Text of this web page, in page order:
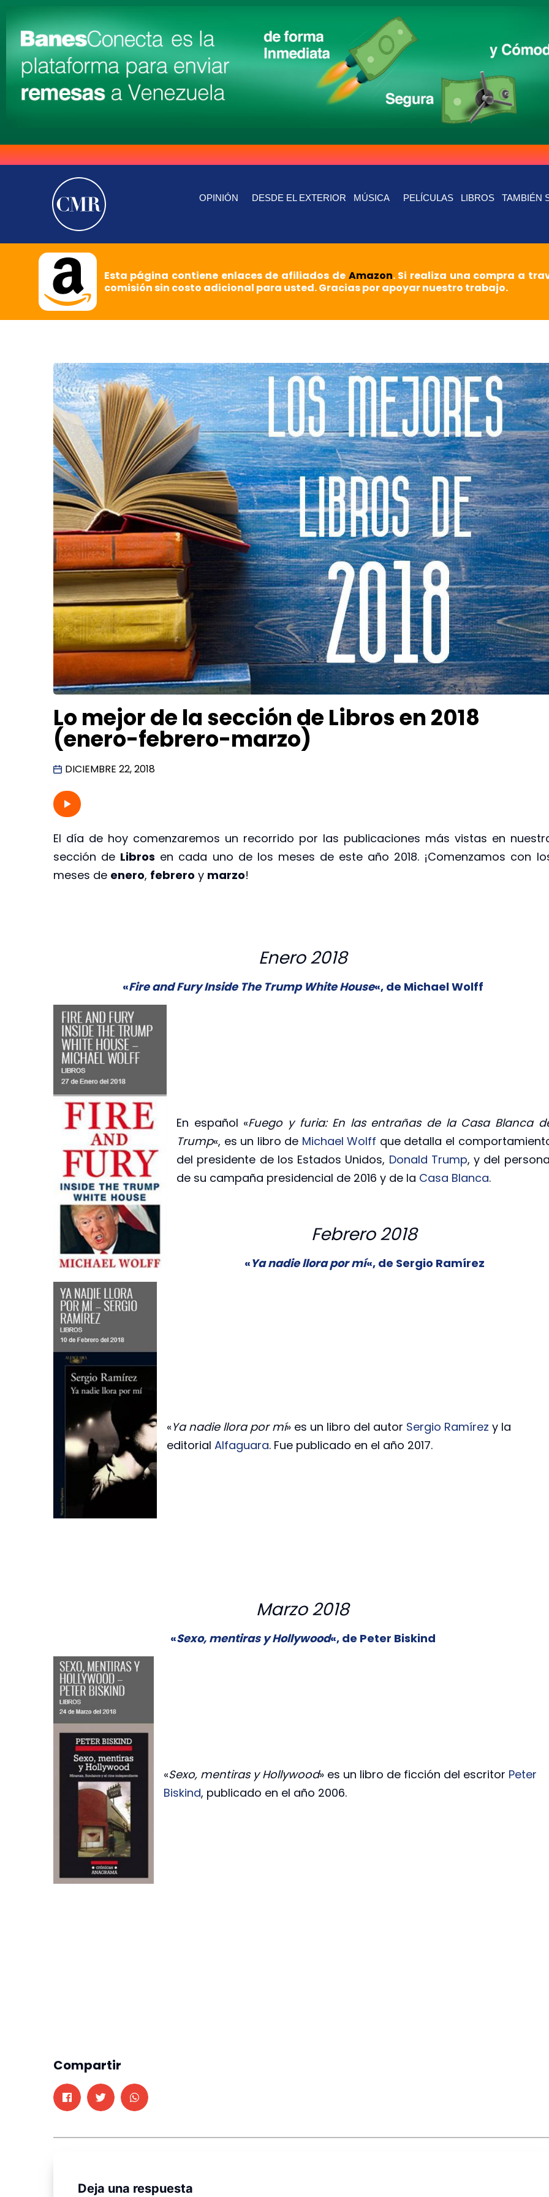
OPINIÓN DESDE EL EXTERIOR MÚSICA PELÍCULAS LIBROS TAMBIÉN
Esta página contiene enlaces de afiliados de Amazon. Si realiza una compra a
comisión sin costo adicional para usted. Gracias por apoyar nuestro trabajo.
Lo mejor de la sección de Libros en 2018
(enero-febrero-marzo)
DICIEMBRE 22, 2018
El día de hoy comenzaremos un recorrido por las publicaciones más vistas en
sección de Libros en cada uno de los meses de este año 2018. ¡Comenzamos con
meses de enero, febrero y marzo!
Enero 2018
«Fire and Fury Inside The Trump White House«, de Michael Wolff
En español «Fuego y furia: En las entrañas de la Casa Blanca
Trump«, es un libro de Michael Wolff que detalla el
del presidente de los Estados Unidos, Donald Trump, y del
de su campaña presidencial de 2016 y de la Casa Blanca.
Febrero 2018
«Ya nadie llora por mí«, de Sergio Ramírez
«Ya nadie llora por mí» es un libro del autor Sergio Ramírez y la
editorial Alfaguara. Fue publicado en el año 2017.
Marzo 2018
«Sexo, mentiras y Hollywood«, de Peter Biskind
«Sexo, mentiras y Hollywood» es un libro de ficción del escritor Peter
Biskind, publicado en el año 2006.
Compartir
Deja una respuesta